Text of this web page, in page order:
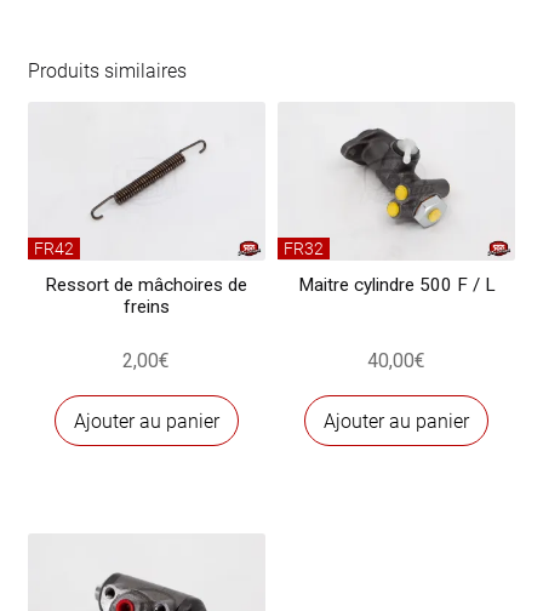
pédale
Produits similaires
FR42
Ressort de mâchoires de
freins
2,00€
Ajouter au panier
FR32
Maitre cylindre 500 F / L
40,00€
Ajouter au panier